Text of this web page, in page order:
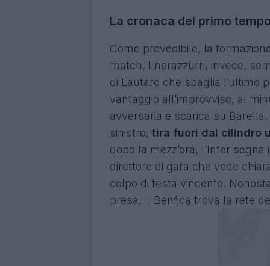
La cronaca del primo
Come prevedibile, la
match. I nerazzurri, invece,
di Lautaro che sbaglia l’ultimo
vantaggio all’improvviso, al
avversaria e scarica su
sinistro, tira fuori dal cilindro
dopo la mezz’ora, l’Inter
direttore di gara che vede
colpo di testa vincente.
presa. Il Benfica trova la rete